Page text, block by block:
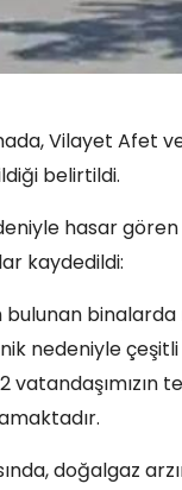
Vilayet Afet
belirtildi.
hasar
kaydedildi:
nedeniyle çeşitli
vatandaşımızın
doğalgaz